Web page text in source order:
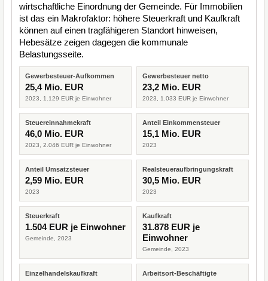
wirtschaftliche Einordnung der Gemeinde. Für Immobilien
ist das ein Makrofaktor: höhere Steuerkraft und Kaufkraft
können auf einen tragfähigeren Standort hinweisen,
Hebesätze zeigen dagegen die kommunale
Belastungsseite.
Gewerbesteuer-Aufkommen
25,4 Mio. EUR
2023, 1.129 EUR je Einwohner
Gewerbesteuer netto
23,2 Mio. EUR
2023, 1.033 EUR je Einwohner
Steuereinnahmekraft
46,0 Mio. EUR
2023, 2.046 EUR je Einwohner
Anteil Einkommensteuer
15,1 Mio. EUR
2023
Anteil Umsatzsteuer
2,59 Mio. EUR
2023
Realsteueraufbringungskraft
30,5 Mio. EUR
2023
Steuerkraft
1.504 EUR je Einwohner
Gemeinde, 2023
Kaufkraft
31.878 EUR je
Einwohner
Gemeinde, 2023
Einzelhandelskaufkraft Arbeitsort-Beschäftigte